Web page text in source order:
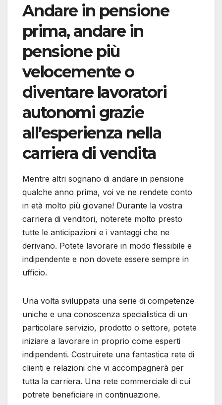
Andare in pensione
prima, andare in
pensione più
velocemente o
diventare lavoratori
autonomi grazie
all’esperienza nella
carriera di vendita
Mentre altri sognano di andare in pensione
qualche anno prima, voi ve ne rendete conto
in età molto più giovane! Durante la vostra
carriera di venditori, noterete molto presto
tutte le anticipazioni e i vantaggi che ne
derivano. Potete lavorare in modo flessibile e
indipendente e non dovete essere sempre in
ufficio.
Una volta sviluppata una serie di competenze
uniche e una conoscenza specialistica di un
particolare servizio, prodotto o settore, potete
iniziare a lavorare in proprio come esperti
indipendenti. Costruirete una fantastica rete di
clienti e relazioni che vi accompagnerà per
tutta la carriera. Una rete commerciale di cui
potrete beneficiare in continuazione.